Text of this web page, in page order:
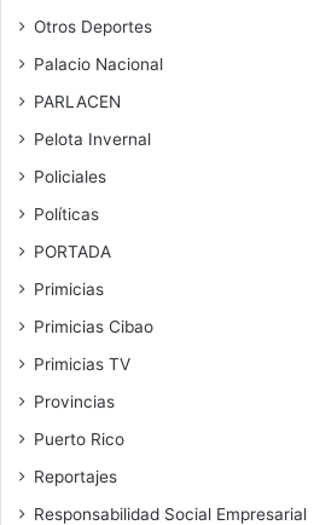
Otros Deportes
Palacio Nacional
PARLACEN
Pelota Invernal
Policiales
Políticas
PORTADA
Primicias
Primicias Cibao
Primicias TV
Provincias
Puerto Rico
Reportajes
Responsabilidad Social Empresarial